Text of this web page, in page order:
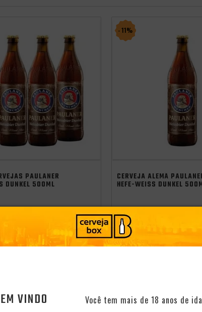
PAULANER
DUNKEL 500ML
ADICIONAR
- 11%
CERVEJA ALEMÃ
HEFE-WEISS DUNKEL
R$ 35,99
R$ 31,99
SÓCIO DO CLUBE
VINDO Você tem mais de 18 anos de